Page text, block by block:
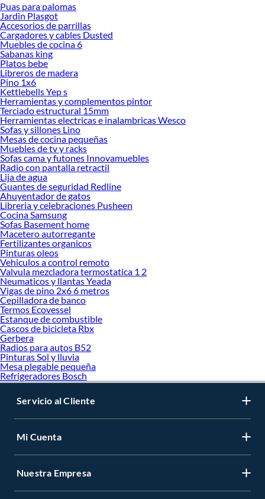
Desde remodelaciones hasta proyectos de decoración, estamos aquí para hacer
tus ideas realidad. ¡Visítanos y encuentra todo lo que tenemos para ofrecerte en
Freezer y congeladores!
Explora la variedad de productos de Freezer y congeladores en Sodimac
Herramientas, materiales y accesorios de calidad para tus proyectos y
renovación de espacios. ¡Visítanos y descubre todo lo que tenemos para
ofrecerte!
Encuentra una amplia variedad de productos de Freezer y congeladores en
Sodimac. Encuentra todo lo necesario para tus proyectos de renovación y
decoración. ¡Visítanos y haz tus ideas realidad!
Puas para palomas
Jardin Plasgot
Accesorios de parrillas
Cargadores y cables Dusted
Muebles de cocina 6
Sabanas king
Platos bebe
Libreros de madera
Pino 1x6
Kettlebells Yep s
Herramientas y complementos pintor
Terciado estructural 15mm
Herramientas electricas e inalambricas Wesco
Sofas y sillones Lino
Mesas de cocina pequeñas
Muebles de tv y racks
Sofas cama y futones Innovamuebles
Radio con pantalla retractil
Lija de agua
Guantes de seguridad Redline
Ahuyentador de gatos
Libreria y celebraciones Pusheen
Cocina Samsung
Sofas Basement home
Macetero autorregante
Fertilizantes organicos
Pinturas oleos
Vehiculos a control remoto
Valvula mezcladora termostatica 1 2
Neumaticos y llantas Yeada
Vigas de pino 2x6 6 metros
Cepilladora de banco
Termos Ecovessel
Estanque de combustible
Cascos de bicicleta Rbx
Gerbera
Radios para autos B52
Pinturas Sol y lluvia
Mesa plegable pequeña
Refrigeradores Bosch
Servicio al Cliente
Mi Cuenta
Nuestra Empresa